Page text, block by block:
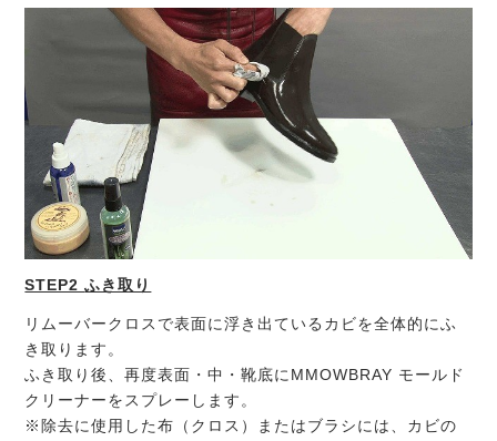
STEP2ふき取り
リムーバークロスで表面に浮き出ているカビを全体的にふ
き取ります。
ふき取り後、再度表面・中・靴底にMMOWBRAY モールド
クリーナーをスプレーします。
※除去に使用した布（クロス）またはブラシには、カビの